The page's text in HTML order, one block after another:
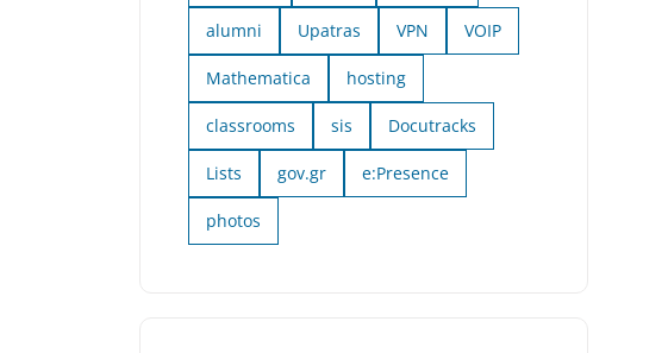
alumni Upatras VPN VOIP
Mathematica hosting
classrooms sis Docutracks
Lists gov.gr e:Presence
photos